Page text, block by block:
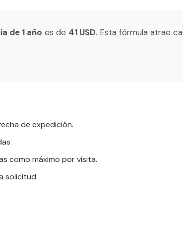
de 1 año es de 41 USD. Esta fórmula atrae
de expedición.
como máximo por visita.
solicitud.